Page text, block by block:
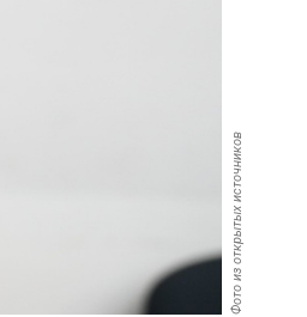
Фото из открытых источников